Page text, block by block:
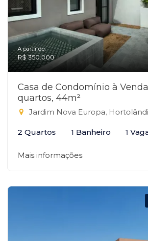
A partir de:
R$ 350.000
Casa de Condomínio à
quartos, 44m²
Jardim Nova Europa,
2 Quartos 1 Banheiro 1
Mais informações